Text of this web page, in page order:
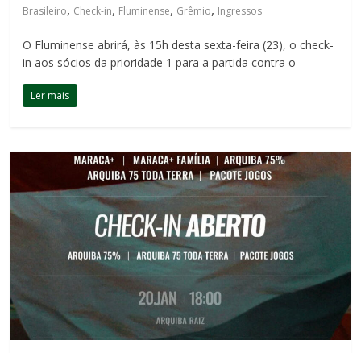
Brasileiro, Check-in, Fluminense, Grêmio, Ingressos
O Fluminense abrirá, às 15h desta sexta-feira (23), o check-
in aos sócios da prioridade 1 para a partida contra o
Ler mais